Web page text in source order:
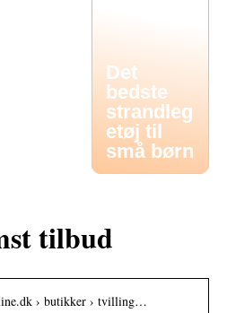
Det
bedste
strandleg
etøj til
små børn
tilbud
› butikker › tvilling…